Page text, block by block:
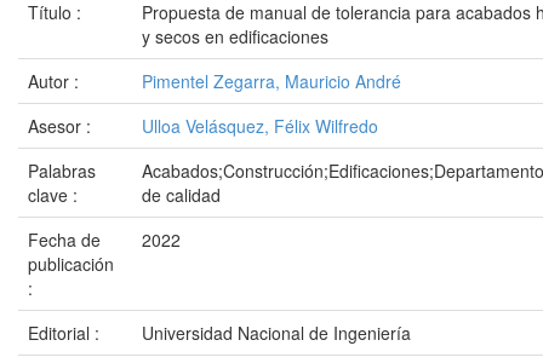
Título :
Propuesta de manual de tolerancia para acabados
y secos en edificaciones
Autor :
Pimentel Zegarra, Mauricio André
Asesor :
Ulloa Velásquez, Félix Wilfredo
Palabras
clave :
de calidad
Fecha de
publicación
:
2022
Editorial :
Universidad Nacional de Ingeniería